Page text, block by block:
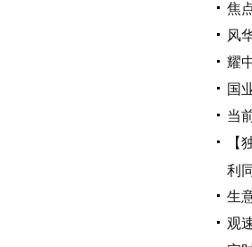
焦
风
耀
国
当
【
利
生
观